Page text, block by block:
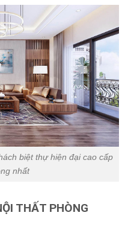
biệt thự hiện đại cao cấp
nhất
THẤT PHÒNG